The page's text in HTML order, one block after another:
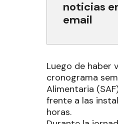
noticias
email
Luego de haber
cronograma
Alimentaria
frente a las
horas.